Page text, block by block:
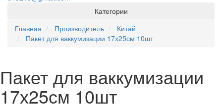
Категории
Главная
Производитель
Китай
Пакет для ваккумизации 17х25см 10шт
Пакет для ваккумизации
17х25см 10шт